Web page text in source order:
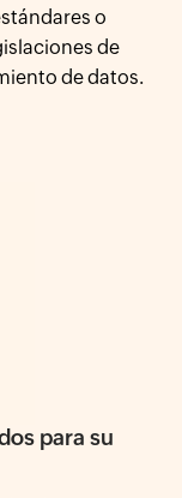
o
de
de datos.
para su